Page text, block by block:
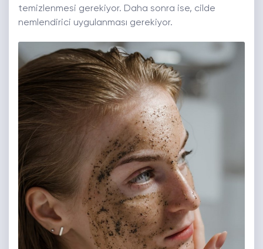
temizlenmesi gerekiyor. Daha sonra ise, cilde
nemlendirici uygulanması gerekiyor.